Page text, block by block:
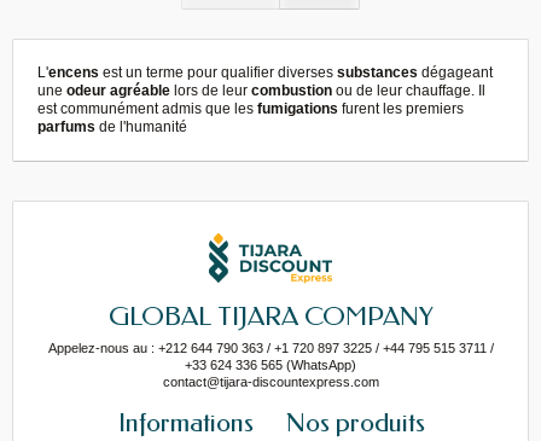
L'encens est un terme pour qualifier diverses substances dégageant
une odeur agréable lors de leur combustion ou de leur chauffage. Il
est communément admis que les fumigations furent les premiers
parfums de l'humanité
GLOBAL TIJARA COMPANY
Appelez-nous au : +212 644 790 363 / +1 720 897 3225 / +44 795 515 3711 /
+33 624 336 565 (WhatsApp)
contact@tijara-discountexpress.com
Informations Nos produits